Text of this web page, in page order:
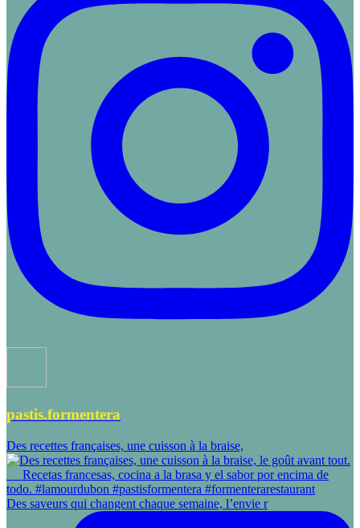
pastis.formentera
Des recettes françaises, une cuisson à la braise,
Des saveurs qui changent chaque semaine, l’envie r